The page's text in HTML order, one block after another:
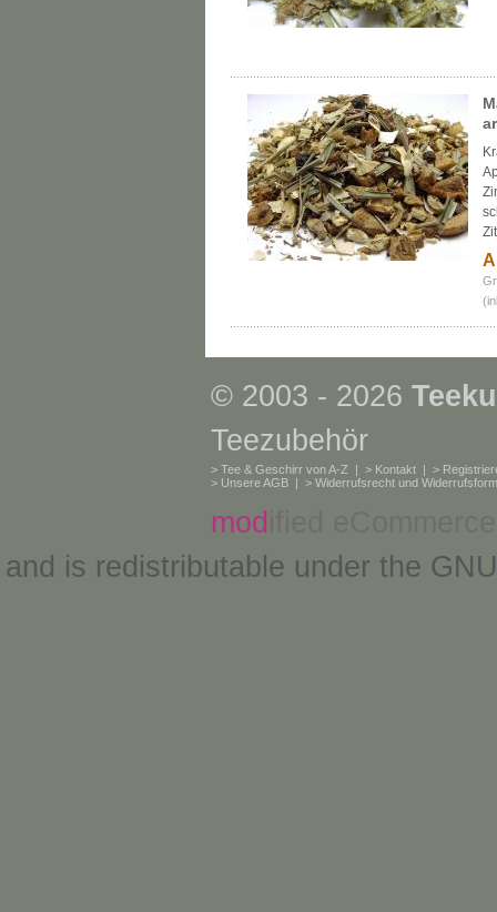
© 2003 - 2026
Teezubehör
> Tee & Geschirr von A-Z | > Kontakt | >
> Unsere AGB | > Widerrufsrecht und
mod
and is redistributable under the